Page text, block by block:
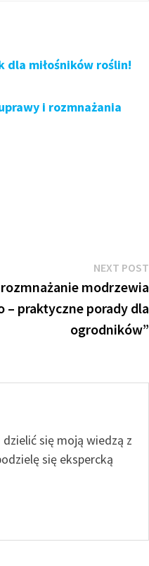
dla miłośników roślin!
i rozmnażania
NEXT POST
modrzewia
– praktyczne porady dla
ogrodników”
się moją wiedzą z
się ekspercką